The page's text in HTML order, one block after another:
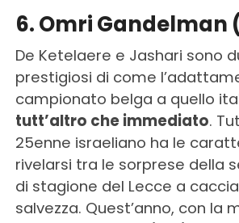
6. Omri Gandelman
De Ketelaere e Jashari sono
prestigiosi di come
campionato belga a quello
tutt’altro che immediato.
25enne israeliano ha le
rivelarsi tra le sorprese della
di stagione del Lecce a
salvezza. Quest’anno, con la